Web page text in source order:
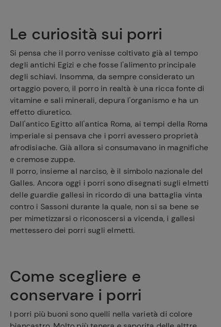
Le curiosità sui porri
Si pensa che il porro venisse coltivato già al tempo
degli antichi Egizi e che fosse l'alimento principale
degli schiavi. Insomma, da sempre considerato un
ortaggio povero, il porro in realtà è una ricca fonte di
vitamine e sali minerali, depura l'organismo e ha un
effetto diuretico.
Dall'antico Egitto all'antica Roma, ai tempi della Roma
imperiale si pensava che i porri avessero proprietà
afrodisiache. Già allora si consumavano in magnifiche
e cremose zuppe.
Il porro, insieme al narciso, è il simbolo nazionale del
Galles. Ancora oggi i porri sono disegnati sugli elmetti
delle guardie gallesi in ricordo di una battaglia vinta
contro i Sassoni durante la quale, non si sa bene se
per mimetizzarsi o riconoscersi a vicenda, i gallesi
mettessero dei porri sugli elmetti.
Come scegliere e
conservare i porri
I porri più buoni sono quelli nella varietà di colore